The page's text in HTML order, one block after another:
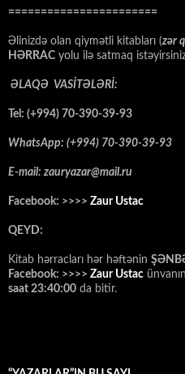
=======================
Əlinizdə olan qiymətli kitabları (zər
HƏRRAC yolu ilə satmaq
ƏLAQƏ VASİTƏLƏRİ:
Tel: (+994) 70-390-39-93
WhatsApp: (+994) 70-390-39-93
E-mail: zauryazar@mail.ru
Facebook: >>>> Zaur Ustac
QEYD:
Kitab hərracları hər həftənin
Facebook: >>>> Zaur Ustac
saat 23:40:00 da bitir.